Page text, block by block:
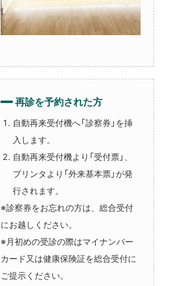
再診を予約された方
自動再来受付機へ「診察券」を挿
入します。
自動再来受付機より「受付票」、
プリンタより「外来基本票」が発
行されます。
※診察券をお忘れの方は、総合受付
にお越しください。
※月初めの受診の際はマイナンバー
カード又は健康保険証を総合受付に
ご提示ください。